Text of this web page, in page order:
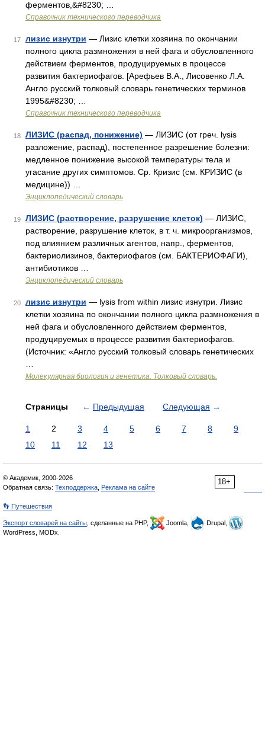
ферментов,&#8230; …
Справочник технического переводчика
17 лизис изнутри — Лизис клетки хозяина по окончании
полного цикла размножения в ней фага и обусловленного
действием ферментов, продуцируемых в процессе
развития бактериофагов. [Арефьев В.А., Лисовенко Л.А.
Англо русский толковый словарь генетических терминов
1995&#8230; …
Справочник технического переводчика
18 ЛИЗИС (распад, понижение) — ЛИЗИС (от греч. lysis
разложение, распад), постепенное разрешение болезни:
медленное понижение высокой температуры тела и
угасание других симптомов. Ср. Кризис (см. КРИЗИС (в
медицине)) …
Энциклопедический словарь
19 ЛИЗИС (растворение, разрушение клеток) — ЛИЗИС,
растворение, разрушение клеток, в т. ч. микроорганизмов,
под влиянием различных агентов, напр., ферментов,
бактериолизинов, бактериофагов (см. БАКТЕРИОФАГИ),
антибиотиков …
Энциклопедический словарь
20 лизис изнутри — lysis from within лизис изнутри. Лизис
клетки хозяина по окончании полного цикла размножения в
ней фага и обусловленного действием ферментов,
продуцируемых в процессе развития бактериофагов.
(Источник: «Англо русский толковый словарь генетических
Молекулярная биология и генетика. Толковый словарь.
Страницы ← Предыдущая Следующая →
1 2 3 4 5 6 7 8
9
10
11 12 13
18+
© Академик, 2000-2026
Обратная связь: Техподдержка Реклама на сайте
👣 Путешествия
Экспорт словарей на сайты , сделанные на PHP, Joomla,
Drupal,
WordPress, MODx.